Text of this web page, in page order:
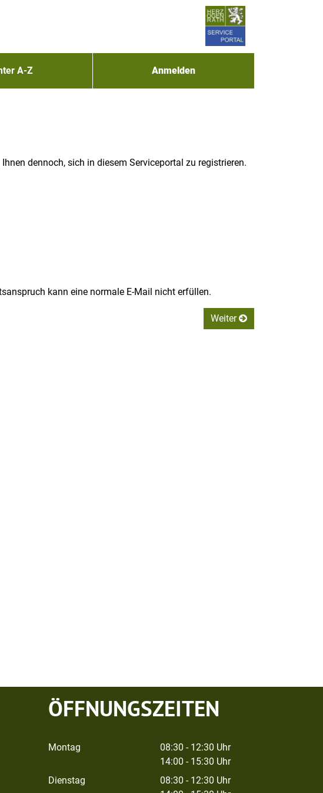
A-Z Anmelden
dennoch, sich in diesem Serviceportal zu registrieren.
kann eine normale E-Mail nicht erfüllen.
Weiter
ÖFFNUNGSZEITEN
Montag
08:30 - 12:30 Uhr
14:00 - 15:30 Uhr
Dienstag
08:30 - 12:30 Uhr